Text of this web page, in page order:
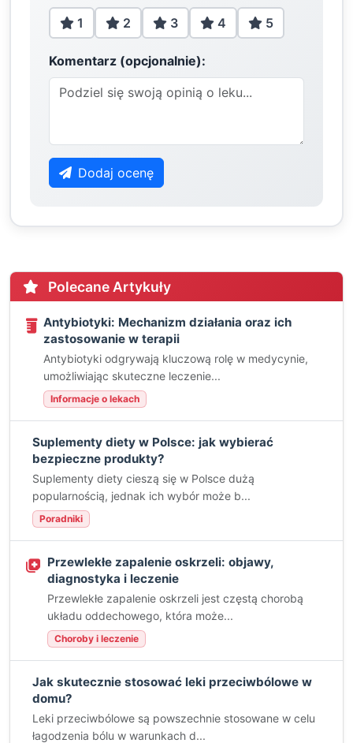
1 2 3 4 5
Komentarz (opcjonalnie):
Dodaj ocenę
Polecane Artykuły
Antybiotyki: Mechanizm działania oraz ich
zastosowanie w terapii
Antybiotyki odgrywają kluczową rolę w medycynie,
umożliwiając skuteczne leczenie...
Informacje o lekach
Suplementy diety w Polsce: jak wybierać
bezpieczne produkty?
Suplementy diety cieszą się w Polsce dużą
popularnością, jednak ich wybór może b...
Poradniki
Przewlekłe zapalenie oskrzeli: objawy,
diagnostyka i leczenie
Przewlekłe zapalenie oskrzeli jest częstą chorobą
układu oddechowego, która może...
Choroby i leczenie
Jak skutecznie stosować leki przeciwbólowe w
domu?
Leki przeciwbólowe są powszechnie stosowane w celu
łagodzenia bólu w warunkach d...